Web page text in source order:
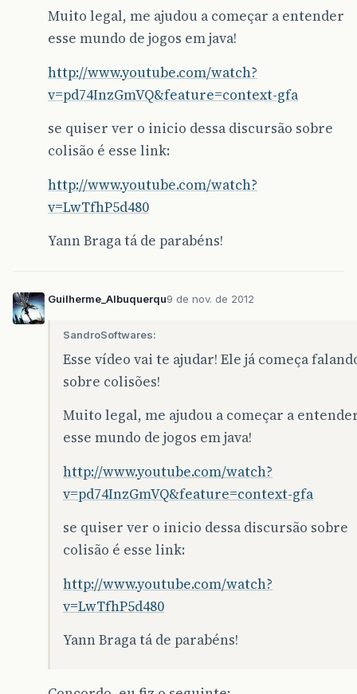
Muito legal, me ajudou a começar a entender
esse mundo de jogos em java!
http://www.youtube.com/watch?
v=pd74InzGmVQ&feature=context-gfa
se quiser ver o inicio dessa discursão sobre
colisão é esse link:
http://www.youtube.com/watch?
v=LwTfhP5d480
Yann Braga tá de parabéns!
Guilherme_Albuquerqu9 de nov. de 2012
SandroSoftwares:
Esse vídeo vai te ajudar! Ele já começa
sobre colisões!
Muito legal, me ajudou a começar a
esse mundo de jogos em java!
http://www.youtube.com/watch?
v=pd74InzGmVQ&feature=context-gfa
se quiser ver o inicio dessa discursão sobre
colisão é esse link:
http://www.youtube.com/watch?
v=LwTfhP5d480
Yann Braga tá de parabéns!